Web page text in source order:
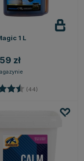
1 L
zł
(44)